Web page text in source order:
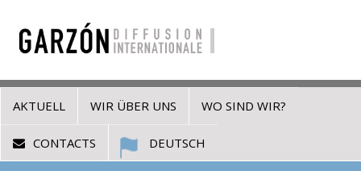
AKTUELL WIR ÜBER UNS WO SIND WIR?
CONTACTS DEUTSCH